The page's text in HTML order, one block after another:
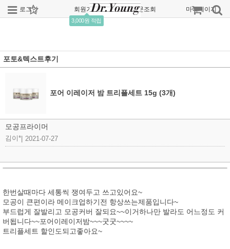
로그인 회원가입
3,000원 적립
주문조회 마이페이지
포토&텍스트후기
포어 이레이저 밤 트리플세트 15g (3개)
모공프라이머
김이* 2021-07-27
한번살때마다 세통씩 쟁여두고 쓰고있어요~
모공이 큰편이라 메이크업하기전 항상쓰는제품입니다~
부드럽게 잘발리고 모공커버 잘되요~~이거하나만 발라도 어느정도 커
버됩니다~~포어이레이저밤~~~굿굿~~~~
트리플세트 할인도되고좋아요~